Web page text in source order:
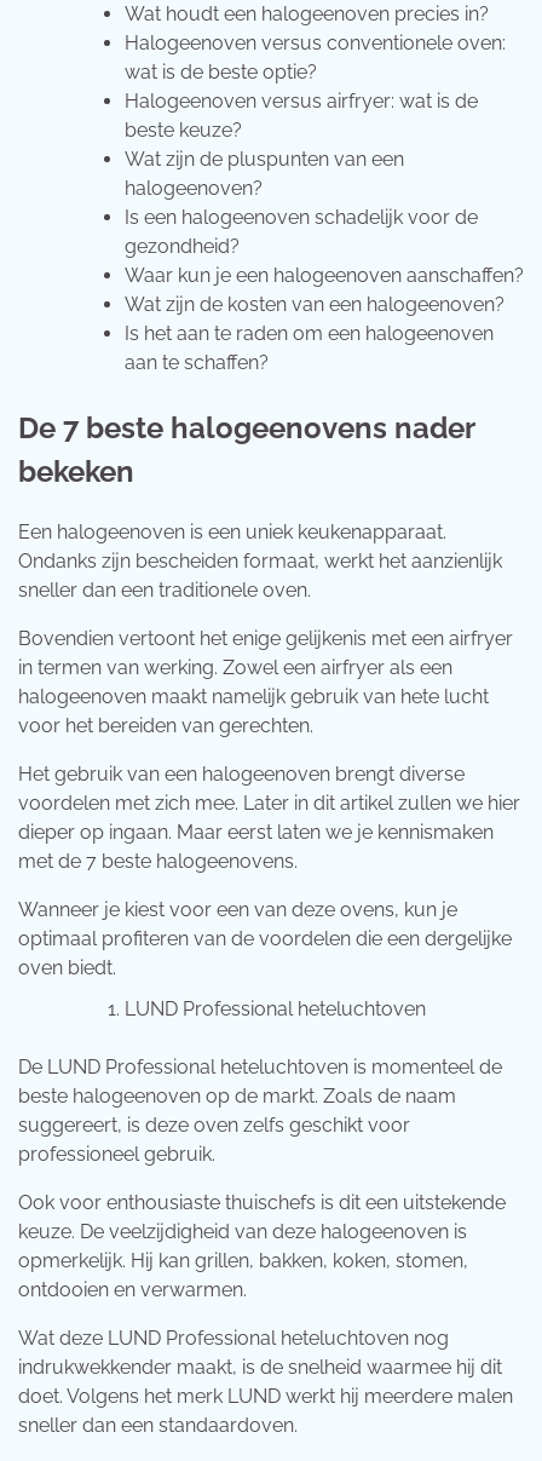
Wat houdt een halogeenoven precies in?
Halogeenoven versus conventionele oven:
wat is de beste optie?
Halogeenoven versus airfryer: wat is de
beste keuze?
Wat zijn de pluspunten van een
halogeenoven?
Is een halogeenoven schadelijk voor de
gezondheid?
Waar kun je een halogeenoven aanschaffen?
Wat zijn de kosten van een halogeenoven?
Is het aan te raden om een halogeenoven
aan te schaffen?
De 7 beste halogeenovens nader
bekeken
Een halogeenoven is een uniek keukenapparaat.
Ondanks zijn bescheiden formaat, werkt het aanzienlijk
sneller dan een traditionele oven.
Bovendien vertoont het enige gelijkenis met een airfryer
in termen van werking. Zowel een airfryer als een
halogeenoven maakt namelijk gebruik van hete lucht
voor het bereiden van gerechten.
Het gebruik van een halogeenoven brengt diverse
voordelen met zich mee. Later in dit artikel zullen we hier
dieper op ingaan. Maar eerst laten we je kennismaken
met de 7 beste halogeenovens.
Wanneer je kiest voor een van deze ovens, kun je
optimaal profiteren van de voordelen die een dergelijke
oven biedt.
LUND Professional heteluchtoven
De LUND Professional heteluchtoven is momenteel de
beste halogeenoven op de markt. Zoals de naam
suggereert, is deze oven zelfs geschikt voor
professioneel gebruik.
Ook voor enthousiaste thuischefs is dit een uitstekende
keuze. De veelzijdigheid van deze halogeenoven is
opmerkelijk. Hij kan grillen, bakken, koken, stomen,
ontdooien en verwarmen.
Wat deze LUND Professional heteluchtoven nog
indrukwekkender maakt, is de snelheid waarmee hij dit
doet. Volgens het merk LUND werkt hij meerdere malen
sneller dan een standaardoven.